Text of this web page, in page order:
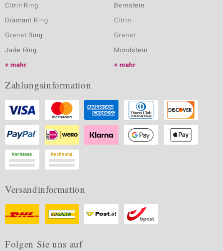
Citrin Ring
Diamant Ring
Granat Ring
Jade Ring
mehr
Bernstein
Citrin
Granat
Mondstein
mehr
Zahlungsinformation
Versandinformation
Folgen Sie uns auf